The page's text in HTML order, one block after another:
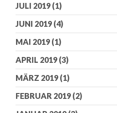
JULI 2019 (1)
JUNI 2019 (4)
MAI 2019 (1)
APRIL 2019 (3)
MÄRZ 2019 (1)
FEBRUAR 2019 (2)